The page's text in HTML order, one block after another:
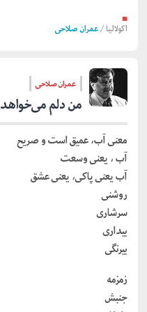
■
اکولالیا/عمران صلاحی
عمران صلاحی
من دلم می‌خواهد
معنی آب، عمیق است و صریح
آب ، یعنی وسعت
آب یعنی پاکی، یعنی عشق
روشنی
سرشاری
بیداری
بیرنگی
زمزمه
جنبش